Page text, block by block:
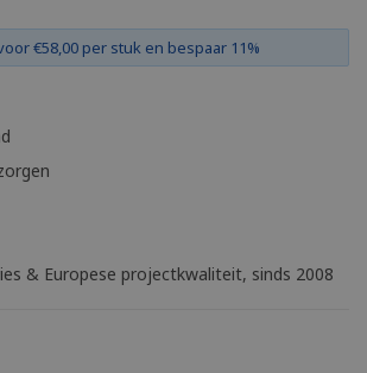
€58,00 per stuk en bespaar 11%
& Europese projectkwaliteit, sinds 2008